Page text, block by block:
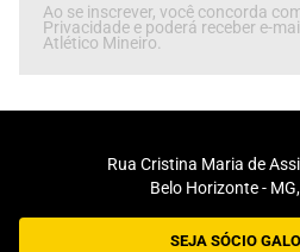
Ao se inscrever, você concorda
Privacidade e poderá receber e-
Atlético Mineiro.
Rua Cristina Maria de
Belo Horizonte -
SEJA SÓCIO